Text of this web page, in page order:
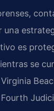
una
es
se